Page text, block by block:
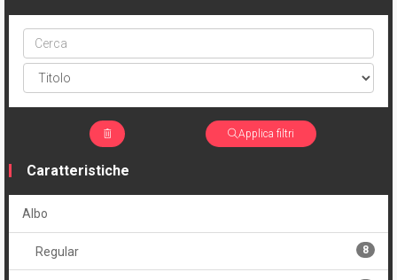
Cerca
ptype
Applica filtri
Caratteristiche
Albo
Regular 8